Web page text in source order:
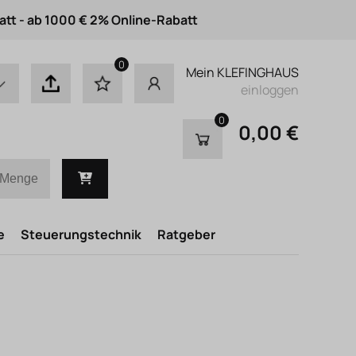
- ab 1000 € 2% Online-Rabatt
0
Mein KLEFINGHAUS
einloggen
0 0,00 €
Steuerungstechnik Ratgeber